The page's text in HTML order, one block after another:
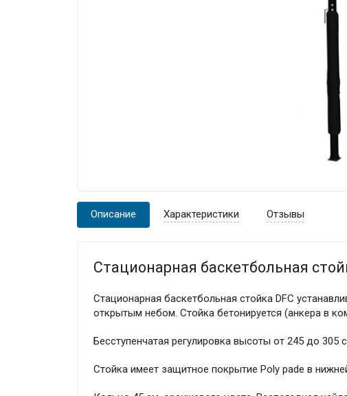
Описание Характеристики Отзывы
Стационарная баскетбольная
Стационарная баскетбольная стойка DFC
открытым небом. Стойка бетонируется (анкера в
Бесступенчатая регулировка высоты от 245 до
Стойка имеет защитное покрытие Poly pade в